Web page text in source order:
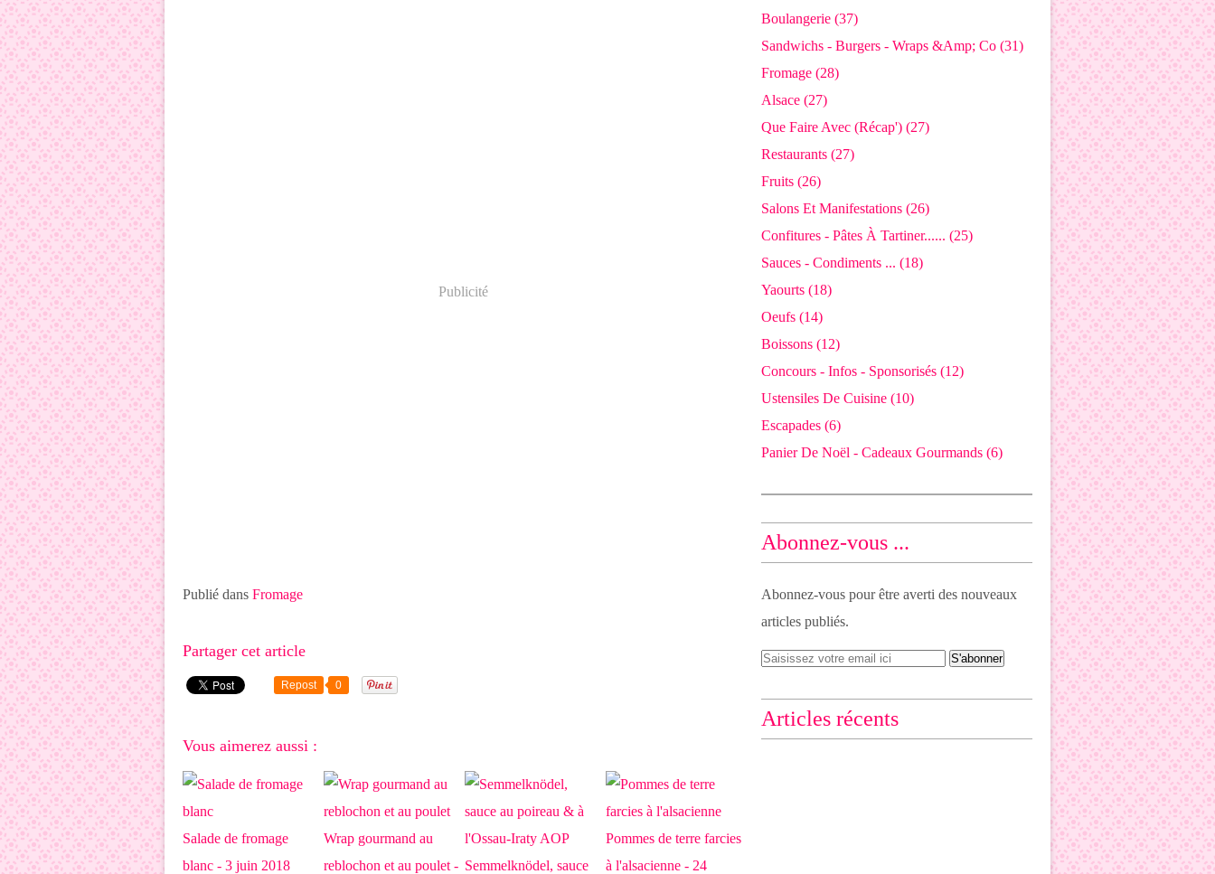
Publicité
Publié dans Fromage
Partager cet article
Repost 0
Vous aimerez aussi :
Salade de fromage
blanc - 3 juin 2018
Wrap gourmand au
reblochon et au poulet - Semmelknödel, sauce
Pommes de terre farcies
à l'alsacienne - 24
Boulangerie (37)
Sandwichs - Burgers - Wraps &Amp; Co (31)
Fromage (28)
Alsace (27)
Que Faire Avec (Récap') (27)
Restaurants (27)
Fruits (26)
Salons Et Manifestations (26)
Confitures - Pâtes À Tartiner...... (25)
Sauces - Condiments ... (18)
Yaourts (18)
Oeufs (14)
Boissons (12)
Concours - Infos - Sponsorisés (12)
Ustensiles De Cuisine (10)
Escapades (6)
Panier De Noël - Cadeaux Gourmands (6)
Abonnez-vous ...
Abonnez-vous pour être averti des nouveaux
articles publiés.
Articles récents